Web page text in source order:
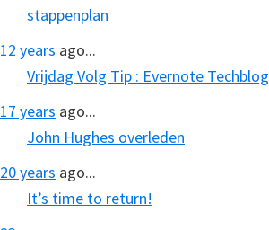
stappenplan
12 years ago...
Vrijdag Volg Tip : Evernote Techblog
17 years ago...
John Hughes overleden
20 years ago...
It’s time to return!